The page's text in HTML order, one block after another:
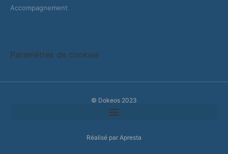
Accompagnement
Paramètres de cookies
© Dokeos 2023
Réalisé par Apresta